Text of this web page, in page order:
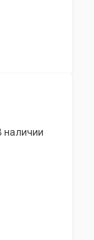
наличии